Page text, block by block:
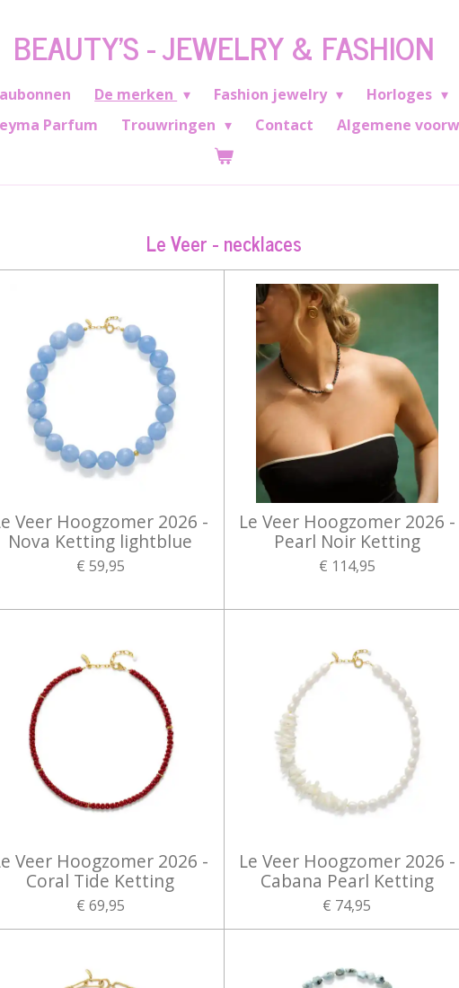
BEAUTY'S - JEWELRY & FASHION
De merken Fashion jewelry Horloges
Parfum Trouwringen Contact Algemene
Le Veer - necklaces
Veer Hoogzomer 2026 -
Nova Ketting lightblue
€ 59,95
Le Veer Hoogzomer 2026 -
Pearl Noir Ketting
€ 114,95
Veer Hoogzomer 2026 -
Coral Tide Ketting
€ 69,95
Le Veer Hoogzomer 2026 -
Cabana Pearl Ketting
€ 74,95